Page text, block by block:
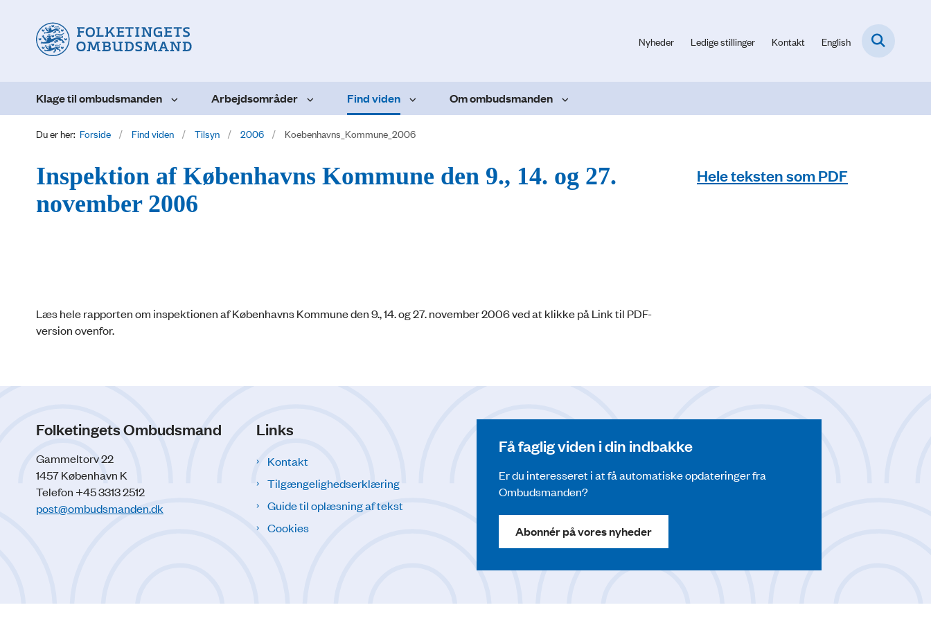
Nyheder Ledige stillinger Kontakt English
Klage til ombudsmanden Arbejdsområder Find viden Om ombudsmanden
Du er her: Forside Find viden Tilsyn 2006 Koebenhavns_Kommune_2006
Inspektion af Københavns Kommune den 9., 14. og 27.
november 2006
Læs hele rapporten om inspektionen af Københavns Kommune den 9., 14. og 27. november 2006 ved at klikke på Link til PDF-
version ovenfor.
Hele teksten som PDF
Folketingets Ombudsmand
Gammeltorv 22
1457 København K
Telefon +45 3313 2512
post@ombudsmanden.dk
Links
Kontakt
Tilgængelighedserklæring
Guide til oplæsning af tekst
Cookies
Få faglig viden i din indbakke
Er du interesseret i at få automatiske opdateringer fra
Ombudsmanden?
Abonnér på vores nyheder